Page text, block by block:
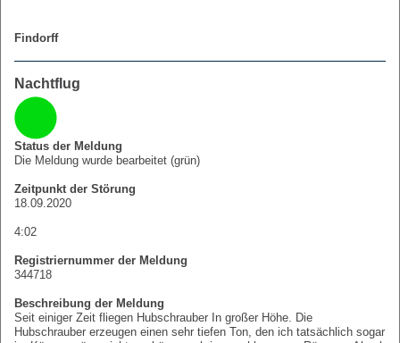
Findorff
Nachtflug
Status der Meldung
Die Meldung wurde bearbeitet (grün)
Zeitpunkt der Störung
18.09.2020
4:02
Registriernummer der Meldung
344718
Beschreibung der Meldung
Seit einiger Zeit fliegen Hubschrauber In großer Höhe. Die
Hubschrauber erzeugen einen sehr tiefen Ton, den ich tatsächlich sogar